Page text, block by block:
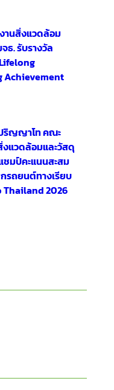
นสิ่งแวดล้อม
ธ. รับรางวัล
Achievement
ริญญาโท คณะ
แวดล้อมและวัสดุ
ชมป์คะแนนสะสม
รถยนต์ทางเรียบ
Thailand 2026